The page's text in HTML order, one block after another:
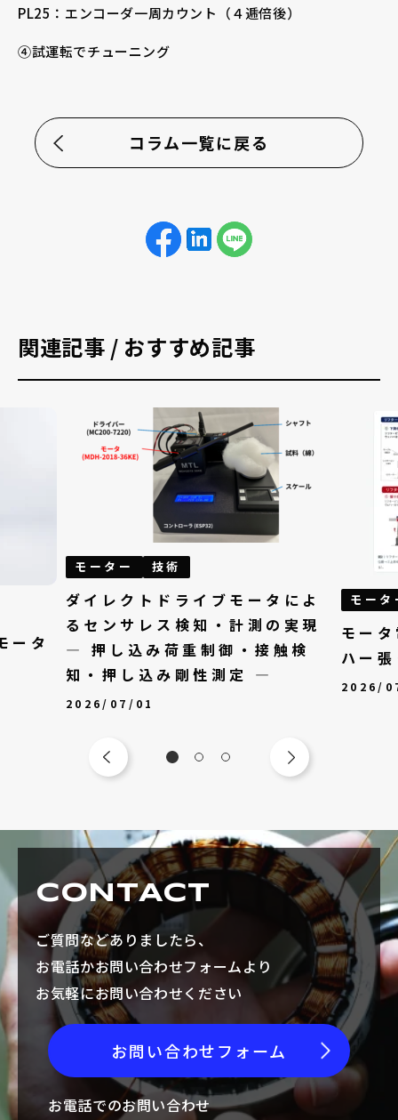
PL25：エンコーダ一周カウント（４逓倍後）
④試運転でチューニング
コラム一覧に戻る
関連記事 / おすすめ記事
ータ
モーター 技術
ダイレクトドライブモータによ
るセンサレス検知・計測の実現
— 押し込み荷重制御・接触検
知・押し込み剛性測定 —
2026/07/01
モータ
モー
ハー
2026/
CONTACT
ご質問などありましたら、
お電話かお問い合わせフォームより
お気軽にお問い合わせください
お問い合わせフォーム
お電話でのお問い合わせ